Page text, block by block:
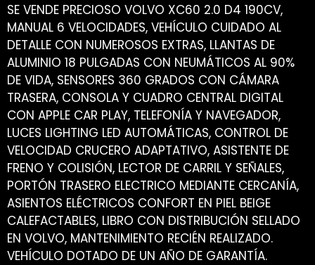
SE VENDE PRECIOSO VOLVO XC60 2.0 D4 190CV,
MANUAL 6 VELOCIDADES, VEHÍCULO CUIDADO AL
DETALLE CON NUMEROSOS EXTRAS, LLANTAS DE
ALUMINIO 18 PULGADAS CON NEUMÁTICOS AL 90%
DE VIDA, SENSORES 360 GRADOS CON CÁMARA
TRASERA, CONSOLA Y CUADRO CENTRAL DIGITAL
CON APPLE CAR PLAY, TELEFONÍA Y NAVEGADOR,
LUCES LIGHTING LED AUTOMÁTICAS, CONTROL DE
VELOCIDAD CRUCERO ADAPTATIVO, ASISTENTE DE
FRENO Y COLISIÓN, LECTOR DE CARRIL Y SEÑALES,
PORTÓN TRASERO ELECTRICO MEDIANTE CERCANÍA,
ASIENTOS ELÉCTRICOS CONFORT EN PIEL BEIGE
CALEFACTABLES, LIBRO CON DISTRIBUCIÓN SELLADO
EN VOLVO, MANTENIMIENTO RECIÉN REALIZADO.
VEHÍCULO DOTADO DE UN AÑO DE GARANTÍA.